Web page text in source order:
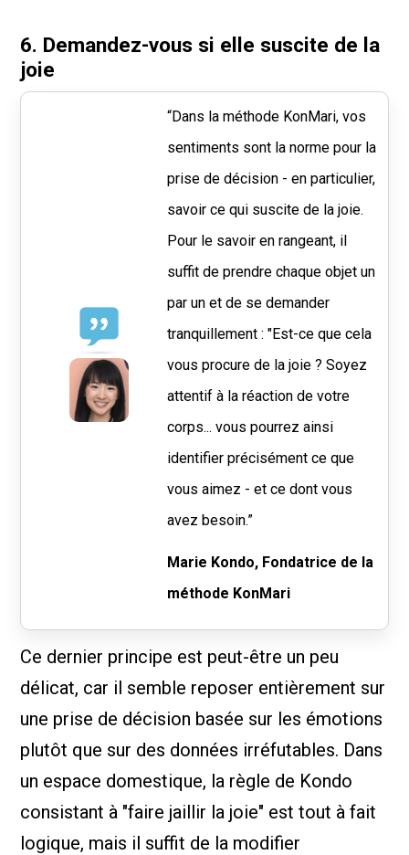
6. Demandez-vous si elle suscite de la
joie
“Dans la méthode KonMari, vos
sentiments sont la norme pour la
prise de décision - en particulier,
savoir ce qui suscite de la joie.
Pour le savoir en rangeant, il
suffit de prendre chaque objet un
par un et de se demander
tranquillement : "Est-ce que cela
vous procure de la joie ? Soyez
attentif à la réaction de votre
corps... vous pourrez ainsi
identifier précisément ce que
vous aimez - et ce dont vous
avez besoin.”
Marie Kondo, Fondatrice de la
méthode KonMari
Ce dernier principe est peut-être un peu
délicat, car il semble reposer entièrement sur
une prise de décision basée sur les émotions
plutôt que sur des données irréfutables. Dans
un espace domestique, la règle de Kondo
consistant à "faire jaillir la joie" est tout à fait
logique, mais il suffit de la modifier